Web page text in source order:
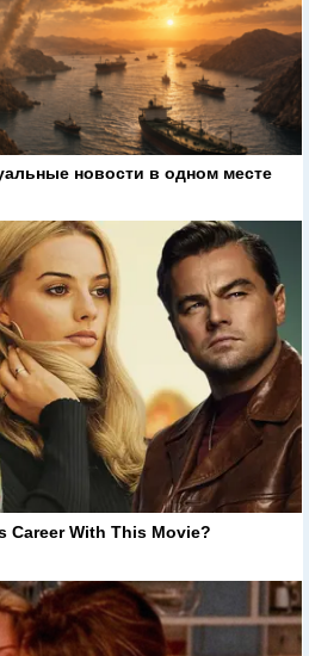
новости в одном месте
Career With This Movie?